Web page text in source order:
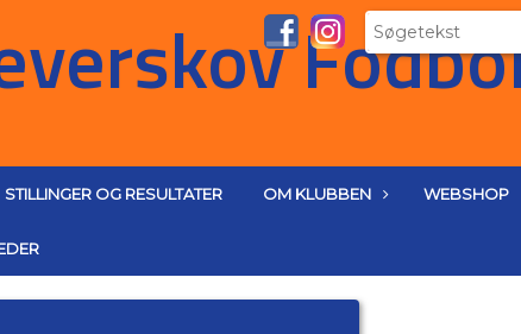
STILLINGER OG RESULTATER OM KLUBBEN WEBSHOP